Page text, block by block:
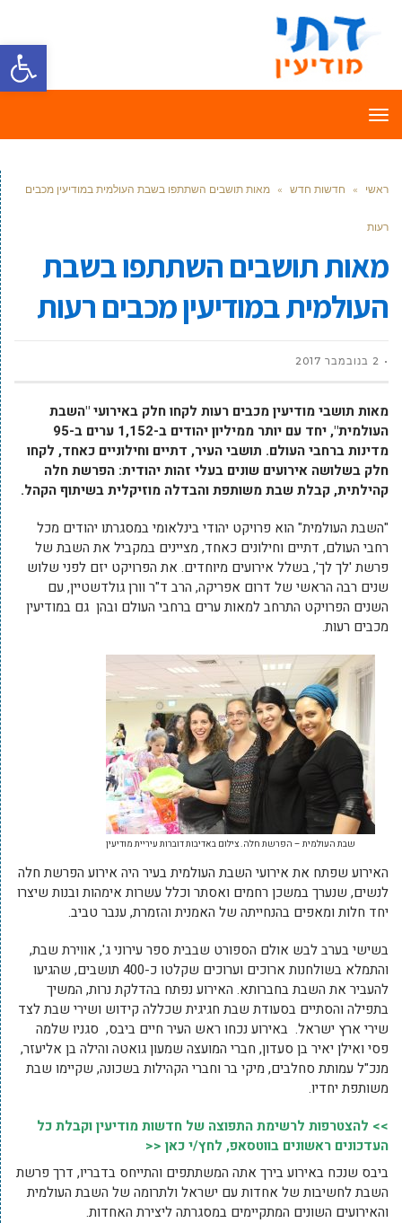
פתח
תפריט
ראשי » חדשות חדש » מאות תושבים השתתפו בשבת העולמית במודיעין מכבים
רעות
מאות תושבים השתתפו בשבת
העולמית במודיעין מכבים רעות
2 בנובמבר 2017
מאות תושבי מודיעין מכבים רעות לקחו חלק באירועי "השבת
העולמית", יחד עם יותר ממיליון יהודים ב-1,152 ערים ב-95
מדינות ברחבי העולם. תושבי העיר, דתיים וחילוניים כאחד, לקחו
חלק בשלושה אירועים שונים בעלי זהות יהודית: הפרשת חלה
קהילתית, קבלת שבת משותפת והבדלה מוזיקלית בשיתוף הקהל.
"השבת העולמית" הוא פרויקט יהודי בינלאומי במסגרתו יהודים מכל
רחבי העולם, דתיים וחילונים כאחד, מציינים במקביל את השבת של
פרשת 'לך לך', בשלל אירועים מיוחדים. את הפרויקט יזם לפני שלוש
שנים רבה הראשי של דרום אפריקה, הרב ד"ר וורן גולדשטיין, עם
השנים הפרויקט התרחב למאות ערים ברחבי העולם ובהן גם במודיעין
מכבים רעות.
שבת העולמית – הפרשת חלה. צילום באדיבות דוברות עיריית מודיעין
האירוע שפתח את אירועי השבת העולמית בעיר היה אירוע הפרשת חלה
לנשים, שנערך במשכן רחמים ואסתר וכלל עשרות אימהות ובנות שיצרו
יחד חלות ומאפים בהנחייתה של האמנית והזמרת, ענבר טביב.
בשישי בערב לבש אולם הספורט שבבית ספר עירוני ג', אווירת שבת,
והתמלא בשולחנות ארוכים וערוכים שקלטו כ-400 תושבים, שהגיעו
להעביר את השבת בחברותא. האירוע נפתח בהדלקת נרות, המשיך
בתפילה והסתיים בסעודת שבת חגיגית שכללה קידוש ושירי שבת לצד
שירי ארץ ישראל. באירוע נכחו ראש העיר חיים ביבס, סגניו שלמה
פסי ואילן יאיר בן סעדון, חברי המועצה שמעון גואטה והילה בן אליעזר,
מנכ"ל עמותת סחלבים, מיקי בר וחברי הקהילות בשכונה, שקיימו שבת
משותפת יחדיו.
>> להצטרפות לרשימת התפוצה של חדשות מודיעין וקבלת כל
העדכונים ראשונים בווטסאפ, לחץ/י כאן <<
ביבס שנכח באירוע בירך אתה המשתתפים והתייחס בדבריו, דרך פרשת
השבת לחשיבות של אחדות עם ישראל ולתרומה של השבת העולמית
והאירועים השונים המתקיימים במסגרתה ליצירת האחדות.